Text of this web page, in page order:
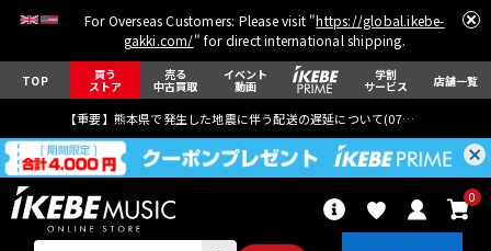
For Overseas Customers: Please visit "https://global.ikebe-
gakki.com/" for direct international shipping.
TOP 買う
ストア
売る
中古買取
イベント
動画
学割
サービス 店舗一覧
【重要】熊本県で発生した地震に伴う配送の遅延について(07月29日
0